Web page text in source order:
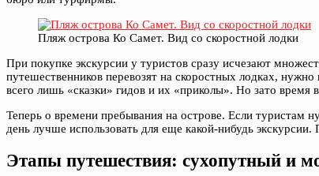
Пляж острова Ко Самет. Вид со скоростной лодки
При покупке экскурсии у туристов сразу исчезают
путешественников перевозят на скоростных лодках,
всего лишь «сказки» гидов и их «приколы». Но зато время
Теперь о времени пребывания на острове. Если туристам
день лучше использовать для еще какой-нибудь
Этапы путешествия: сухопутный и